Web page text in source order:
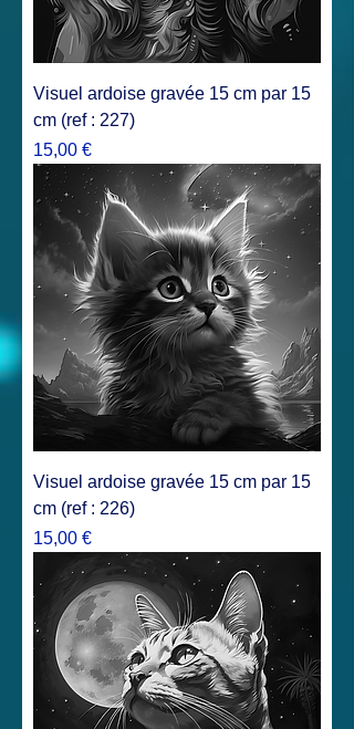
Visuel ardoise gravée 15 cm par 15
cm (ref : 227)
Prix
15,00 €
Visuel ardoise gravée 15 cm par 15
cm (ref : 226)
Prix
15,00 €